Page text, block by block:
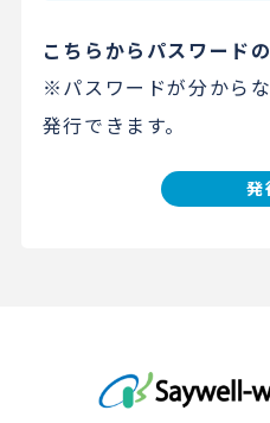
こちらからパスワード
※パスワードが分から
発行できます。
発